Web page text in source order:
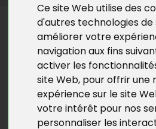
Ce site Web utilise des
d'autres technologies de
améliorer votre
navigation aux fins
activer les
site Web, pour offrir une
expérience sur le site
votre intérêt pour nos
personnaliser les
L’ACTU DE
MALLETTE DU
CALENDRIER DES
2019
BGE Yvelines relaiesur le